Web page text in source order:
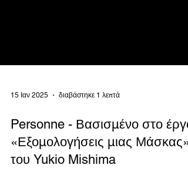
15 Ιαν 2025 διαβάστηκε 1 λεπτά
Personne - Βασισμένο στο έργο
«Εξομολογήσεις μιας Μάσκας»